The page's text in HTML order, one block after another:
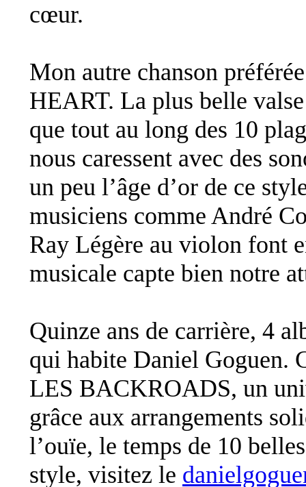
cœur.
Mon autre chanson
HEART. La plus belle
que tout au long des 10
nous caressent avec des
un peu l’âge d’or de ce
musiciens comme André
Ray Légère au violon font
musicale capte bien notre
Quinze ans de carrière, 4
qui habite Daniel Goguen.
LES BACKROADS, un
grâce aux arrangements
l’ouïe, le temps de 10
style, visitez le